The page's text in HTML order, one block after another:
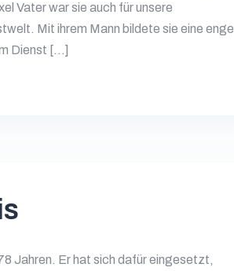
Vater war sie auch für unsere
Mit ihrem Mann bildete sie eine enge
Dienst […]
Jahren. Er hat sich dafür eingesetzt,